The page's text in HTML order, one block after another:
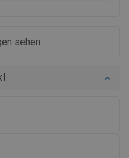
sehen